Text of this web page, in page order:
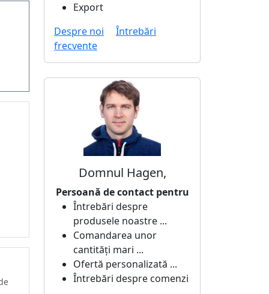
Export
Despre noi
Întrebări
frecvente
Domnul Hagen,
Persoană de contact pentru
Întrebări despre
produsele noastre ...
Comandarea unor
cantități mari ...
Ofertă personalizată ...
Întrebări despre comenzi